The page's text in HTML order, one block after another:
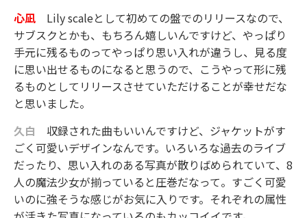
心凪 Lily scaleとして初めての盤でのリリースなので、
サブスクとかも、もちろん嬉しいんですけど、やっぱり
手元に残るものってやっぱり思い入れが違うし、見る度
に思い出せるものになると思うので、こうやって形に残
るものとしてリリースさせていただけることが幸せだな
と思いました。
久白 収録された曲もいいんですけど、ジャケットがす
ごく可愛いデザインなんです。いろいろな過去のライブ
だったり、思い入れのある写真が散りばめられていて、8
人の魔法少女が揃っていると圧巻だなって。すごく可愛
いのに強そうな感じがお気に入りです。それぞれの属性